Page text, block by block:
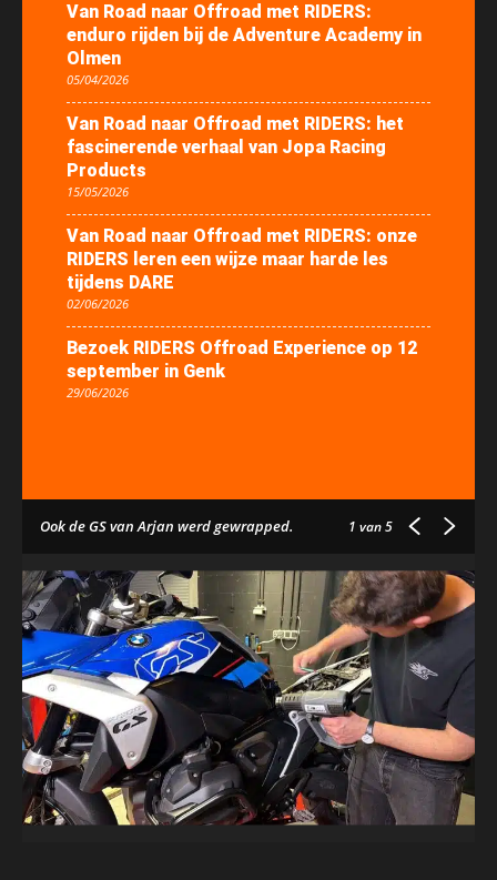
Van Road naar Offroad met RIDERS:
enduro rijden bij de Adventure Academy in
Olmen
05/04/2026
Van Road naar Offroad met RIDERS: het
fascinerende verhaal van Jopa Racing
Products
15/05/2026
Van Road naar Offroad met RIDERS: onze
RIDERS leren een wijze maar harde les
tijdens DARE
02/06/2026
Bezoek RIDERS Offroad Experience op 12
september in Genk
29/06/2026
Ook de GS van Arjan werd gewrapped. 1 van 5